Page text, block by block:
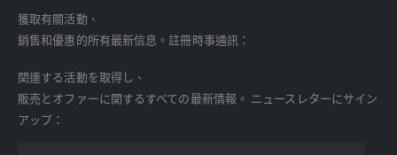
獲取有關活動、
銷售和優惠的所有最新信息。註冊時事通訊：
関連する活動を取得し、
販売とオファーに関するすべての最新情報。 ニュースレターにサイン
アップ：